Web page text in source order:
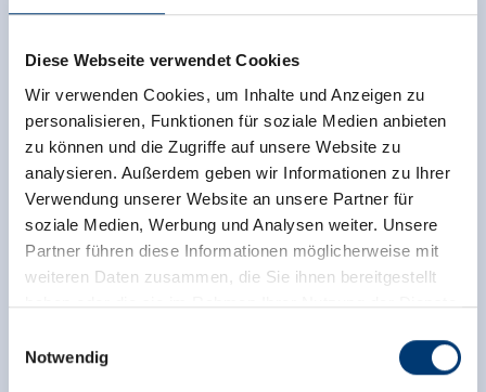
Diese Webseite verwendet Cookies
Wir verwenden Cookies, um Inhalte und Anzeigen zu
personalisieren, Funktionen für soziale Medien anbieten
zu können und die Zugriffe auf unsere Website zu
analysieren. Außerdem geben wir Informationen zu Ihrer
Verwendung unserer Website an unsere Partner für
soziale Medien, Werbung und Analysen weiter. Unsere
Partner führen diese Informationen möglicherweise mit
weiteren Daten zusammen, die Sie ihnen bereitgestellt
haben oder die sie im Rahmen Ihrer Nutzung der Dienste
Notwendig
Gerlossteinbahn Hainzenberg
18.12.2026 – 29.03.2027
08.30 tot 16.30 uur
(Per kwartier, doorlopend
openingstijden
van de rodelbaan